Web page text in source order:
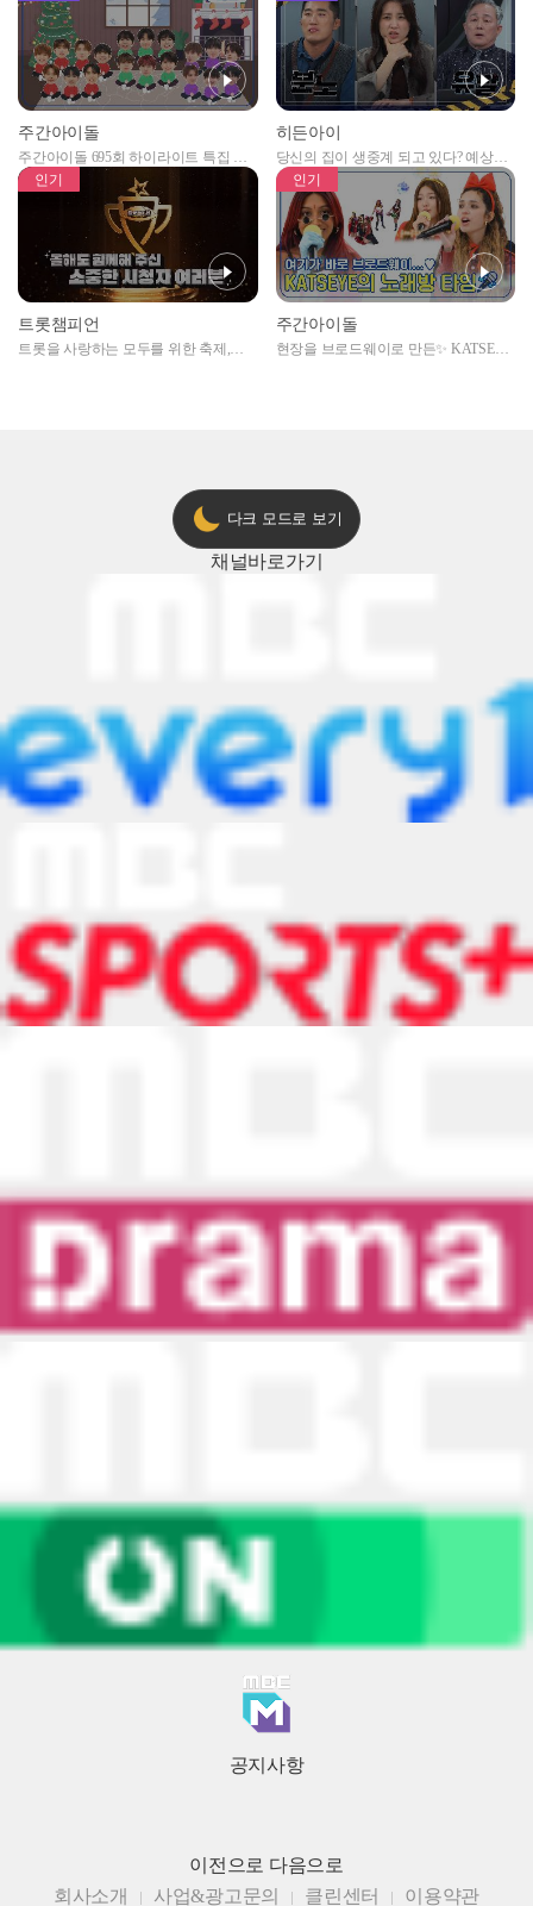
주간아이돌
주간아이돌 695회 하이라이트 특집 남
자아이돌편 예고
히든아이
당신의 집이 생중계 되고 있다? 예상치
못한 곳에서 일어나는 불법촬영 범죄!
인기
트롯챔피언
트롯을 사랑하는 모두를 위한 축제,
인기
주간아이돌
현장을 브로드웨이로 만든✨ KATSEYE
다크 모드로 보기
채널바로가기
공지사항
이전으로 다음으로
회사소개
사업&광고문의 클린센터 이용약관